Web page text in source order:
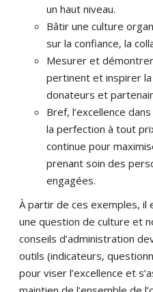
un haut niveau.
Bâtir une culture
sur la confiance, la
Mesurer et
pertinent et inspirer
donateurs et
Bref, l’excellence
la perfection à tout
continue pour
prenant soin des
engagées.
À partir de ces exemples, il
une question de culture et
conseils d’administration
outils (indicateurs,
pour viser l’excellence et